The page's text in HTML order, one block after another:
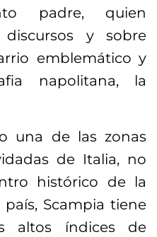
padre, quien
discursos y sobre
emblemático y
napolitana, la
una de las zonas
de Italia, no
histórico de la
Scampia tiene
altos índices de